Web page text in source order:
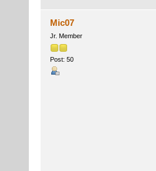
Mic07
Jr. Member
Post: 50